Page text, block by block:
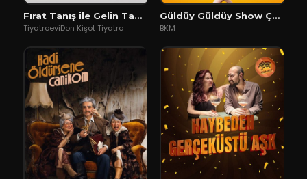
Fırat Tanış ile Gelin Tanış Olalım
TiyatroeviDon Kişot Tiyatro
Güldüy Güldüy Show Çocuk
BKM